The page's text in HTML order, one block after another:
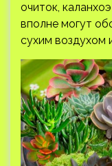
очиток,
вполне могут
сухим воздухом